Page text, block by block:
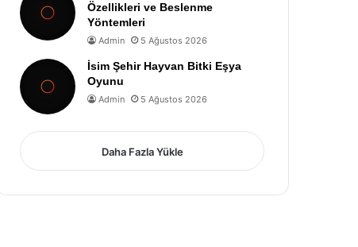
Özellikleri ve Beslenme
Yöntemleri
Admin 5 Ağustos 2026
İsim Şehir Hayvan Bitki Eşya
Oyunu
Admin 5 Ağustos 2026
Daha Fazla Yükle